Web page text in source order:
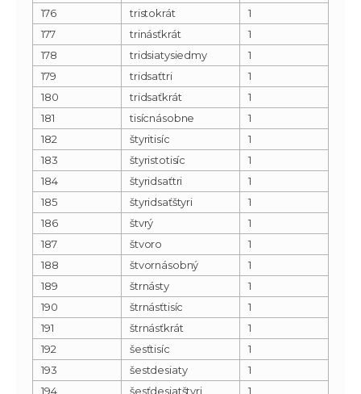
176
tristokrát
1
177
trinásťkrát
1
178
tridsiatysiedmy
1
179
tridsaťtri
1
180
tridsaťkrát
1
181
tisícnásobne
1
182
štyritisíc
1
183
štyristotisíc
1
184
štyridsaťtri
1
185
štyridsaťštyri
1
186
štvrý
1
187
štvoro
1
188
štvornásobný
1
189
štrnásty
1
190
štrnásťtisíc
1
191
štrnásťkrát
1
192
šesťtisíc
1
193
šestdesiaty
1
194
šesťdesiatštyri 1